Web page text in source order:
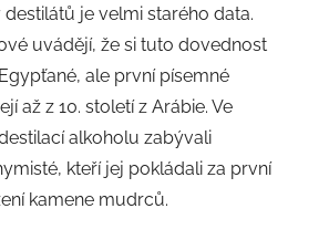
je velmi starého data.
uvádějí, že si tuto dovednost
ale první písemné
až z 10. století z Arábie. Ve
alkoholu zabývali
kteří jej pokládali za první
kamene mudrců.